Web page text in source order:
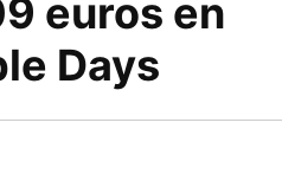
euros en
Days